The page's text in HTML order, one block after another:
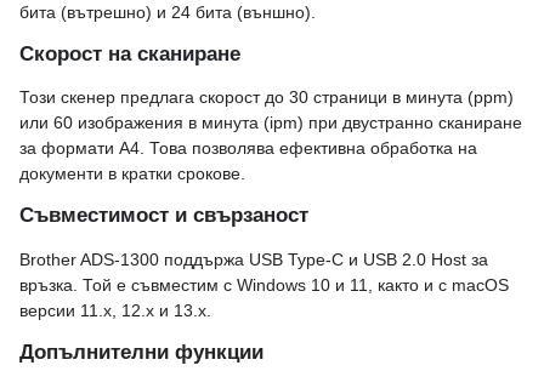
бита (вътрешно) и 24 бита (външно).
Скорост на сканиране
Този скенер предлага скорост до 30 страници в минута (ppm)
или 60 изображения в минута (ipm) при двустранно сканиране
за формати A4. Това позволява ефективна обработка на
документи в кратки срокове.
Съвместимост и свързаност
Brother ADS-1300 поддържа USB Type-C и USB 2.0 Host за
връзка. Той е съвместим с Windows 10 и 11, както и с macOS
версии 11.x, 12.x и 13.x.
Допълнителни функции